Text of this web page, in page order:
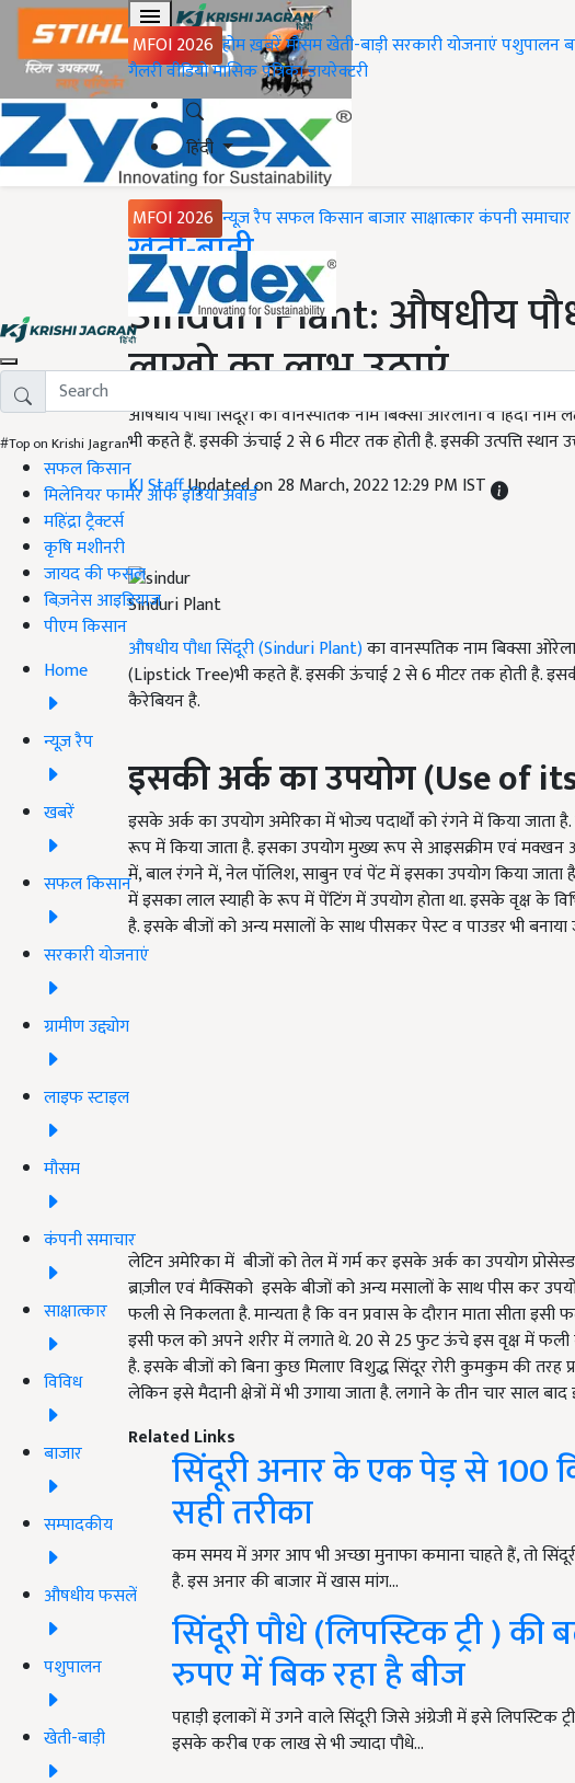
MFOI 2026 होमख़बरेंमौसमखेती-बाड़ीसरकारी योजनाएंपशुपालन
गैलरीवीडियोमासिक पत्रिकाडायरेक्टरी
हिंदी
MFOI 2026 न्यूज़ रैपसफल किसानबाजारसाक्षात्कारकंपनी समाचार
#Top on Krishi Jagran
सफल किसान
मिलेनियर फार्मर ऑफ इंडिया अवॉर्ड
महिंद्रा ट्रैक्टर्स
कृषि मशीनरी
जायद की फसल
बिज़नेस आइडियाज
पीएम किसान
Home
न्यूज़ रैप
खबरें
सफल किसान
सरकारी योजनाएं
ग्रामीण उद्द्योग
लाइफ स्टाइल
मौसम
कंपनी समाचार
साक्षात्कार
विविध
बाजार
सम्पादकीय
औषधीय फसलें
पशुपालन
खेती-बाड़ी
Home
खेती-बाड़ी
Sinduri Plant: औषधीय
लाखो का लाभ उठाएं
औषधीय पौधा सिंदूरी का वानस्पतिक नाम बिक्सा ओरेलाना व हिंदी
भी कहते हैं. इसकी ऊंचाई 2 से 6 मीटर तक होती है. इसकी उत्पत्ति स्थान
KJ StaffUpdated on 28 March, 2022 12:29 PM IST
Sinduri Plant
औषधीय पौधा सिंदूरी (Sinduri Plant)का वानस्पतिक नाम बिक्सा
(Lipstick Tree)भी कहते हैं. इसकी ऊंचाई 2 से 6 मीटर तक होती है. इसकी
कैरेबियन है.
इसकी अर्क का उपयोग (Use of
इसके अर्क का उपयोग अमेरिका में भोज्य पदार्थों को रंगने में किया
रूप में किया जाता है. इसका उपयोग मुख्य रूप से आइसक्रीम एवं मक्खन
में, बाल रंगने में, नेल पॉलिश, साबुन एवं पेंट में इसका उपयोग किया जाता
में इसका लाल स्याही के रूप में पेंटिंग में उपयोग होता था. इसके वृक्ष के
है. इसके बीजों को अन्य मसालों के साथ पीसकर पेस्ट व पाउडर भी बनाया
लेटिन अमेरिका में बीजों को तेल में गर्म कर इसके अर्क का उपयोग
ब्राज़ील एवं मैक्सिको इसके बीजों को अन्य मसालों के साथ पीस कर
फली से निकलता है. मान्यता है कि वन प्रवास के दौरान माता सीता
इसी फल को अपने शरीर में लगाते थे. 20 से 25 फुट ऊंचे इस वृक्ष में
है. इसके बीजों को बिना कुछ मिलाए विशुद्ध सिंदूर रोरी कुमकुम की तरह
लेकिन इसे मैदानी क्षेत्रों में भी उगाया जाता है. लगाने के तीन चार साल
Related Links
सिंदूरी अनार के एक पेड़ से 100
सही तरीका
कम समय में अगर आप भी अच्छा मुनाफा कमाना चाहते हैं, तो
है. इस अनार की बाजार में खास मांग…
सिंदूरी पौधे (लिपस्टिक ट्री )
रुपए में बिक रहा है बीज
पहाड़ी इलाकों में उगने वाले सिंदूरी जिसे अंग्रेजी में इसे लिपस्टिक
इसके करीब एक लाख से भी ज्यादा पौधे…